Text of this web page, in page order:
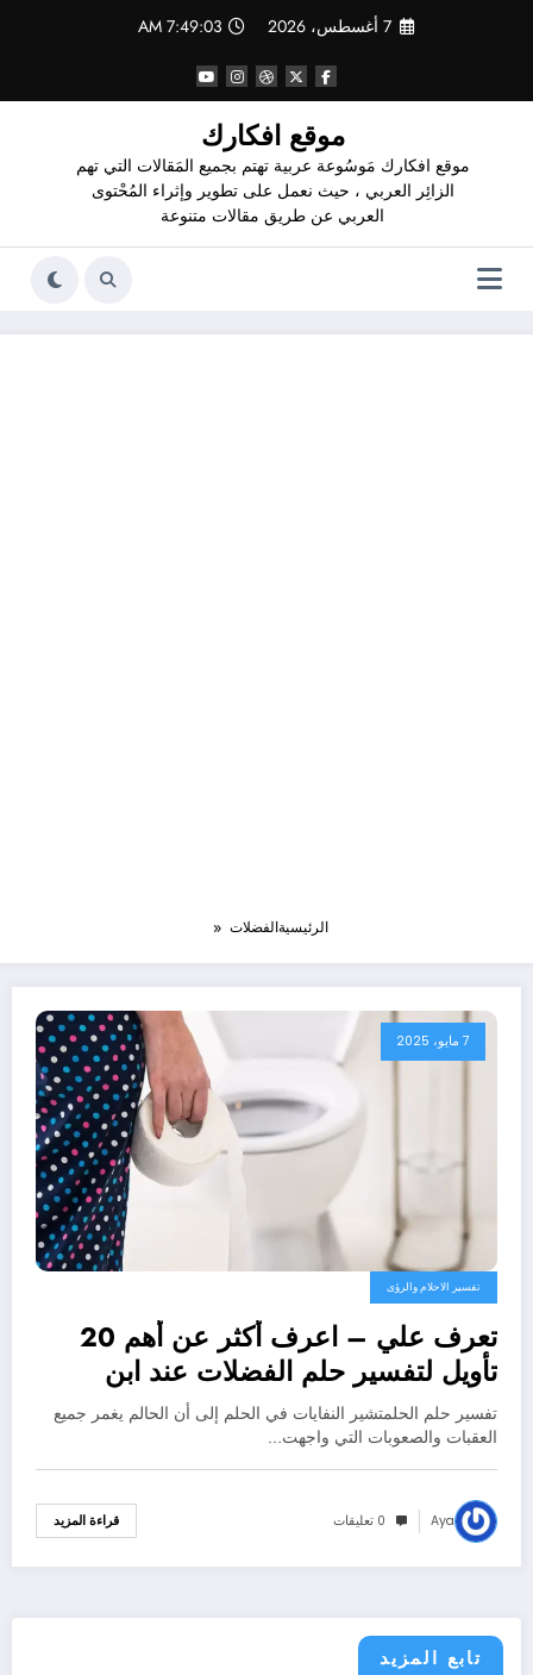
7 أغسطس، 2026 7:49:04 AM
موقع افكارك
موقع افكارك مَوسُوعة عربية تهتم بجميع المَقالات التي تهم
الزائِر العربي ، حيث نعمل على تطوير وإثراء المُحْتوى
العربي عن طريق مقالات متنوعة
الرئيسيةالفضلات
7 مايو، 2025
تفسير الاحلام والرؤى
تعرف علي – اعرف أكثر عن أهم 20
تأويل لتفسير حلم الفضلات عند ابن
سيرين – بالتفصيل
تفسير حلم الحلمتشير النفايات في الحلم إلى أن الحالم يغمر جميع
العقبات والصعوبات التي واجهت…
Aya 0 تعليقات قراءة المزيد
تابع المزيد